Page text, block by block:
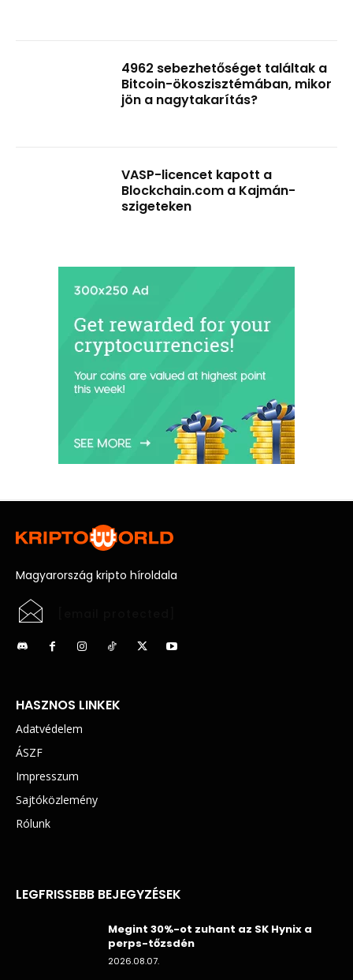
4962 sebezhetőséget találtak a
Bitcoin-ökoszisztémában, mikor
jön a nagytakarítás?
VASP-licencet kapott a
Blockchain.com a Kajmán-
szigeteken
Magyarország kripto híroldala
HASZNOS LINKEK
Adatvédelem
ÁSZF
Impresszum
Sajtóközlemény
Rólunk
LEGFRISSEBB BEJEGYZÉSEK
Megint 30%-ot zuhant az SK Hynix a
perps-tőzsdén
2026.08.07.